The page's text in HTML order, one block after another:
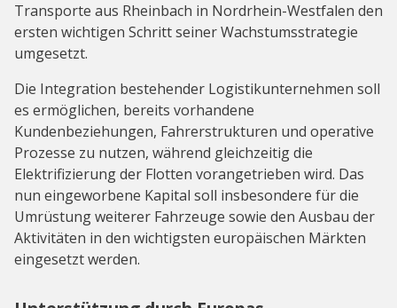
Transporte aus Rheinbach in Nordrhein-Westfalen den
ersten wichtigen Schritt seiner Wachstumsstrategie
umgesetzt.
Die Integration bestehender Logistikunternehmen soll
es ermöglichen, bereits vorhandene
Kundenbeziehungen, Fahrerstrukturen und operative
Prozesse zu nutzen, während gleichzeitig die
Elektrifizierung der Flotten vorangetrieben wird. Das
nun eingeworbene Kapital soll insbesondere für die
Umrüstung weiterer Fahrzeuge sowie den Ausbau der
Aktivitäten in den wichtigsten europäischen Märkten
eingesetzt werden.